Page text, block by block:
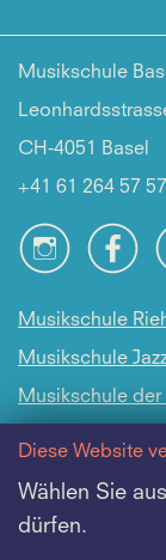
Musikschule
CH-4051 Basel
+41 61 264 57 57
Musikschule
Musikschule
Musikschule der
Intranet
Offene Stellen
Diese Website
Wählen Sie
dürfen.